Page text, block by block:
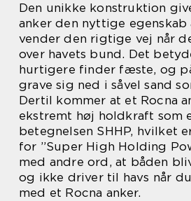
Den unikke konstruktion
anker den nyttige
vender den rigtige vej når
over havets bund. Det
hurtigere finder fæste, og
grave sig ned i såvel sand
Dertil kommer at et Rocna
ekstremt høj holdkraft som
betegnelsen SHHP, hvilket
for ”Super High Holding
med andre ord, at båden
og ikke driver til havs når
med et Rocna anker.